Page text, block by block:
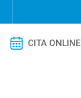
CITA ONLINE